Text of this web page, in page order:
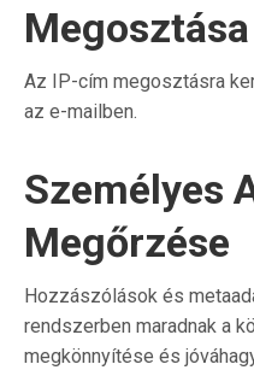
Megosztása
Az IP-cím megosztásra
az e-mailben.
Személyes
Megőrzése
Hozzászólások és
rendszerben maradnak a
megkönnyítése és